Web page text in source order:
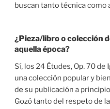
buscan tanto técnica como
¿Pieza/libro o colección
aquella época?
Sí, los 24 Études, Op. 70
una colección popular y
de su publicación a
Gozó tanto del respeto de